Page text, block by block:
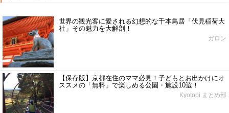
世界の観光客に愛される幻想的な千本鳥居「伏見稲荷大
社」その魅力を大解剖！
ガロン
【保存版】京都在住のママ必見！子どもとお出かけにオ
ススメの「無料」で楽しめる公園・施設10選！
Kyotopi まとめ部